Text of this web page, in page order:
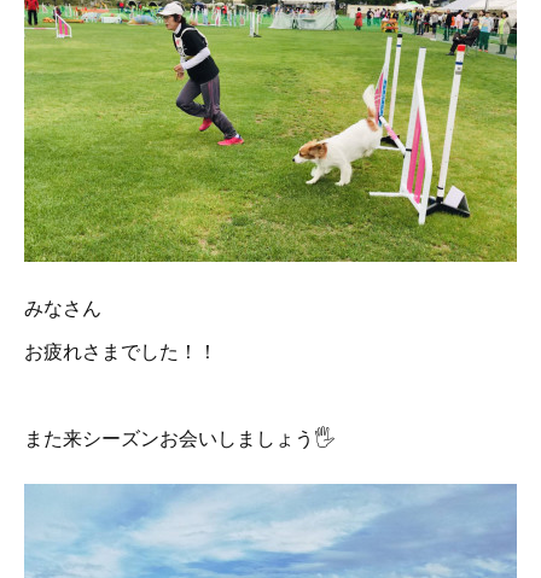
みなさん
お疲れさまでした！！
また来シーズンお会いしましょう🖐